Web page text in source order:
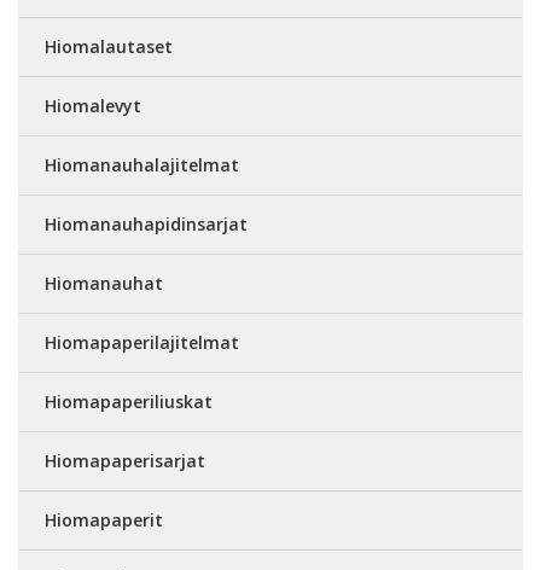
Hiomalautaset
Hiomalevyt
Hiomanauhalajitelmat
Hiomanauhapidinsarjat
Hiomanauhat
Hiomapaperilajitelmat
Hiomapaperiliuskat
Hiomapaperisarjat
Hiomapaperit